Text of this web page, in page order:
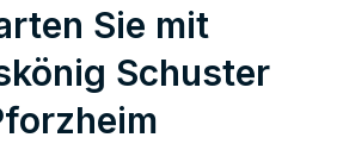
Sie mit
Schuster